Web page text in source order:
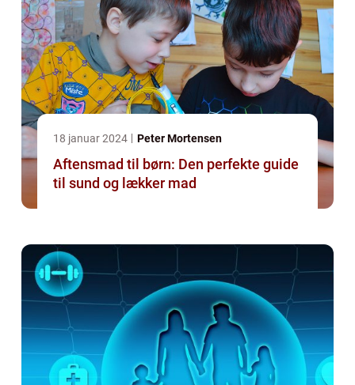
18 januar 2024 Peter Mortensen
Aftensmad til børn: Den perfekte guide
til sund og lækker mad